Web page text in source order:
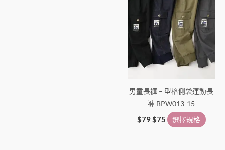
男童長褲 – 型格側袋運動長
褲 BPW013-15
$79$75 選擇規格
選
擇
項